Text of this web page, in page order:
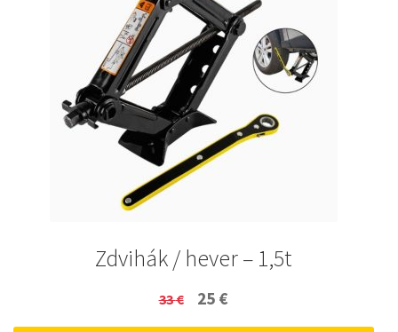
Zdvihák / hever – 1,5t
33€
Original
price
25 €
price